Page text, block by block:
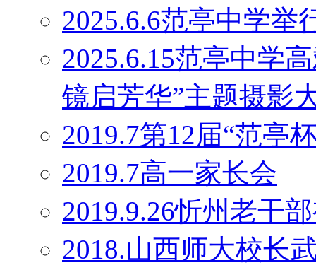
2025.6.6范亭中学举
2025.6.15范亭中学
镜启芳华”主题摄影
2019.7第12届“范亭
2019.7高一家长会
2019.9.26忻州老干
2018.山西师大校长